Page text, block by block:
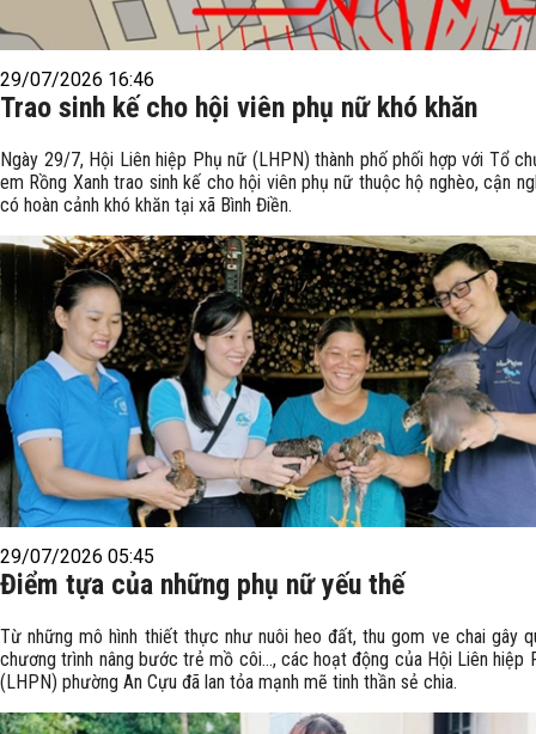
29/07/2026 16:46
Trao sinh kế cho hội viên phụ nữ khó khăn
Ngày 29/7, Hội Liên hiệp Phụ nữ (LHPN) thành phố phối hợp với Tổ
em Rồng Xanh trao sinh kế cho hội viên phụ nữ thuộc hộ nghèo, cận
có hoàn cảnh khó khăn tại xã Bình Điền.
29/07/2026 05:45
Điểm tựa của những phụ nữ yếu thế
Từ những mô hình thiết thực như nuôi heo đất, thu gom ve chai gây
chương trình nâng bước trẻ mồ côi..., các hoạt động của Hội Liên hiệp
(LHPN) phường An Cựu đã lan tỏa mạnh mẽ tinh thần sẻ chia.